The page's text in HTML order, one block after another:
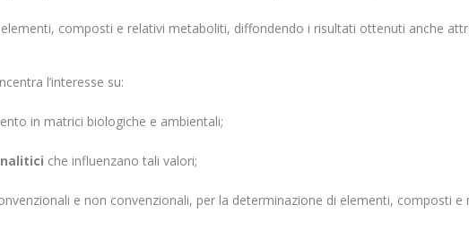
composti e relativi metaboliti, diffondendo i risultati ottenuti anche
l’interesse su:
in matrici biologiche e ambientali;
che influenzano tali valori;
e non convenzionali, per la determinazione di elementi, composti e